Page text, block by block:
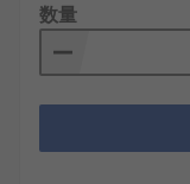
数量